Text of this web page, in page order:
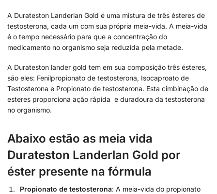
A Durateston Landerlan Gold é uma mistura de três ésteres de
testosterona, cada um com sua própria meia-vida. A meia-vida
é o tempo necessário para que a concentração do
medicamento no organismo seja reduzida pela metade.
A Durateston lander gold tem em sua composição três ésteres,
são eles: Fenilpropionato de testosterona, Isocaproato de
Testosterona e Propionato de testosterona. Esta cimbinação de
esteres proporciona ação rápida e duradoura da testosterona
no organismo.
Abaixo estão as meia vida
Durateston Landerlan Gold por
éster presente na fórmula
Propionato de testosterona: A meia-vida do propionato